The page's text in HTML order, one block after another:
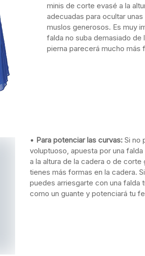
adecuadas para ocultar
muslos generosos. Es muy
falda no suba demasiado de
pierna parecerá mucho más
voluptuoso, apuesta por una
a la altura de la cadera o de corte
tienes más formas en la cadera.
puedes arriesgarte con una falda
como un guante y potenciará tu